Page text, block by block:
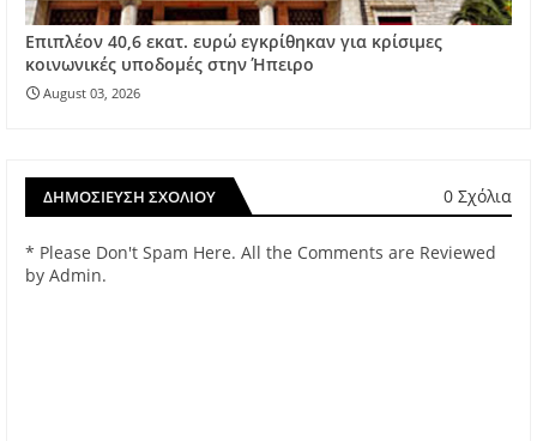
Επιπλέον 40,6 εκατ. ευρώ εγκρίθηκαν για κρίσιμες
κοινωνικές υποδομές στην Ήπειρο
August 03, 2026
ΔΗΜΟΣΊΕΥΣΗ ΣΧΟΛΊΟΥ 0 Σχόλια
* Please Don't Spam Here. All the Comments are Reviewed
by Admin.